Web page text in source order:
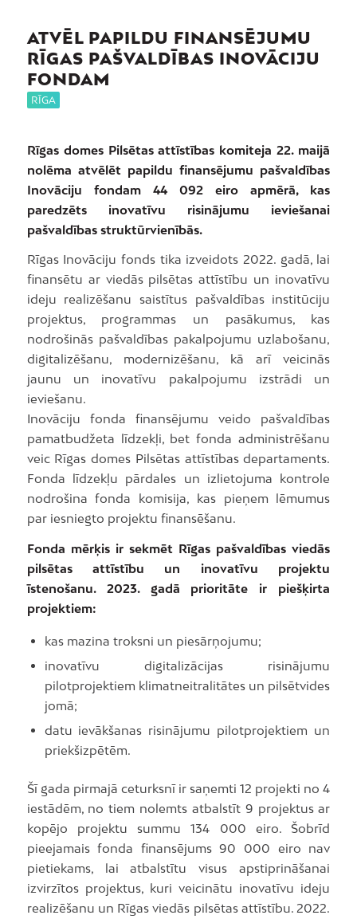
ATVĒL PAPILDU FINANSĒJUMU
RĪGAS PAŠVALDĪBAS INOVĀCIJU
FONDAM
RĪGA
Rīgas domes Pilsētas attīstības komiteja 22. maijā
nolēma atvēlēt papildu finansējumu pašvaldības
Inovāciju fondam 44 092 eiro apmērā, kas
paredzēts inovatīvu risinājumu ieviešanai
pašvaldības struktūrvienībās.
Rīgas Inovāciju fonds tika izveidots 2022. gadā, lai
finansētu ar viedās pilsētas attīstību un inovatīvu
ideju realizēšanu saistītus pašvaldības institūciju
projektus, programmas un pasākumus, kas
nodrošinās pašvaldības pakalpojumu uzlabošanu,
digitalizēšanu, modernizēšanu, kā arī veicinās
jaunu un inovatīvu pakalpojumu izstrādi un
ieviešanu.
Inovāciju fonda finansējumu veido pašvaldības
pamatbudžeta līdzekļi, bet fonda administrēšanu
veic Rīgas domes Pilsētas attīstības departaments.
Fonda līdzekļu pārdales un izlietojuma kontrole
nodrošina fonda komisija, kas pieņem lēmumus
par iesniegto projektu finansēšanu.
Fonda mērķis ir sekmēt Rīgas pašvaldības viedās
pilsētas attīstību un inovatīvu projektu
īstenošanu. 2023. gadā prioritāte ir piešķirta
projektiem:
kas mazina troksni un piesārņojumu;
inovatīvu digitalizācijas risinājumu
pilotprojektiem klimatneitralitātes un pilsētvides
jomā;
datu ievākšanas risinājumu pilotprojektiem un
priekšizpētēm.
Šī gada pirmajā ceturksnī ir saņemti 12 projekti no 4
iestādēm, no tiem nolemts atbalstīt 9 projektus ar
kopējo projektu summu 134 000 eiro. Šobrīd
pieejamais fonda finansējums 90 000 eiro nav
pietiekams, lai atbalstītu visus apstiprināšanai
izvirzītos projektus, kuri veicinātu inovatīvu ideju
realizēšanu un Rīgas viedās pilsētas attīstību. 2022.